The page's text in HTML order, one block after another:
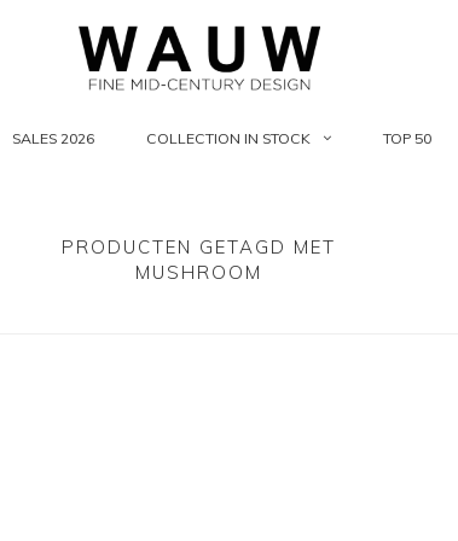
SALES 2026 COLLECTION IN STOCK TOP 50
PRODUCTEN GETAGD MET
MUSHROOM